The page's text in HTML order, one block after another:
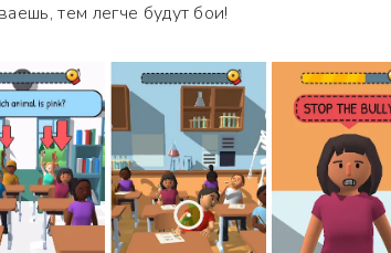
тем легче будут бои!